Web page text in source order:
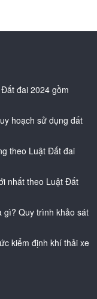
đai 2024 gồm
hoạch sử dụng đất
theo Luật Đất đai
nhất theo Luật Đất
gì? Quy trình khảo sát
kiểm định khí thải xe